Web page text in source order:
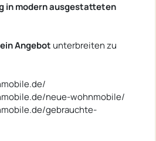
in modern ausgestatteten
Angebot unterbreiten zu
neue-wohnmobile/
gebrauchte-